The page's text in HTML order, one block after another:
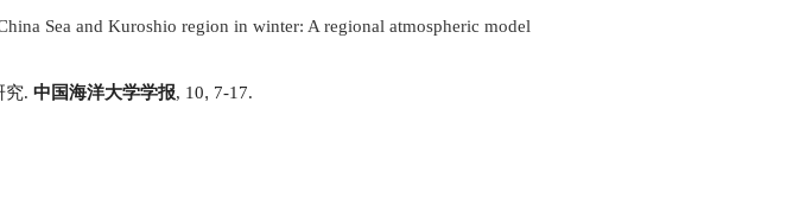
Sea and Kuroshio region in winter: A regional atmospheric model
究. 中国海洋大学学报, 10, 7-17.